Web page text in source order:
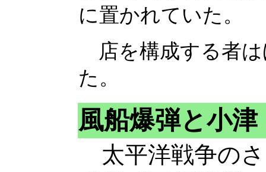
に置かれていた。
店を構成する者は
た。
風船爆弾と小津
太平洋戦争の